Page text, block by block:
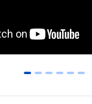
0 1 2 3 4 5